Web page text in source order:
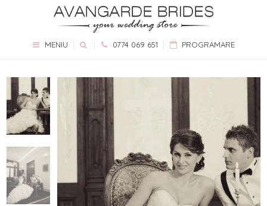
MENIU 0774 069 651 PROGRAMARE